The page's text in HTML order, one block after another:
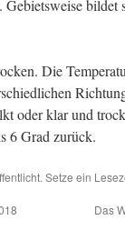
bildet
Die
oder klar und
6 Grad zurück.
Setze ein
Das